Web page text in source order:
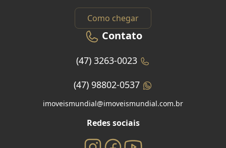
Como chegar
Contato
(47) 3263-0023
(47) 98802-0537
imoveismundial@imoveismundial.com.br
Redes sociais